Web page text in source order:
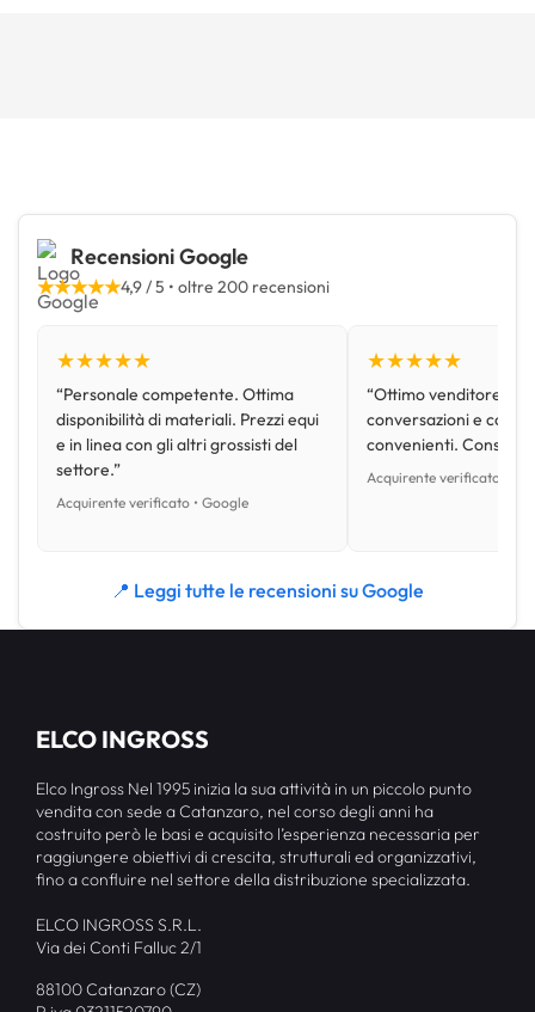
Recensioni Google
★★★★★4,9 / 5 • oltre 200 recensioni
★★★★★
“Personale competente. Ottima
disponibilità di materiali. Prezzi equi
e in linea con gli altri grossisti del
settore.”
Acquirente verificato • Google
★★★★★
“Ottimo venditore,
conversazioni e con
convenienti.
Acquirente verificato •
📍 Leggi tutte le recensioni su Google
ELCO INGROSS
Elco Ingross Nel 1995 inizia la sua attività in un piccolo punto
vendita con sede a Catanzaro, nel corso degli anni ha
costruito però le basi e acquisito l’esperienza necessaria per
raggiungere obiettivi di crescita, strutturali ed organizzativi,
fino a confluire nel settore della distribuzione specializzata.
ELCO INGROSS S.R.L.
Via dei Conti Falluc 2/1
88100 Catanzaro (CZ)